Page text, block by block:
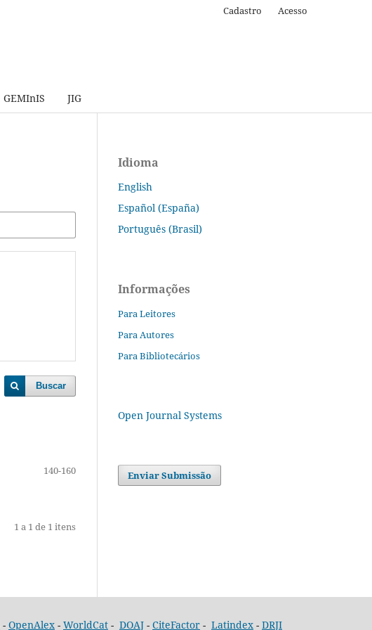
GEMInIS JIG
Cadastro Acesso
Buscar
140-160
1 a 1 de 1 itens
Idioma
English
Español (España)
Português (Brasil)
Informações
Para Leitores
Para Autores
Para Bibliotecários
Open Journal Systems
Enviar Submissão
- OpenAlex - WorldCat - DOAJ - CiteFactor - Latindex - DRJI